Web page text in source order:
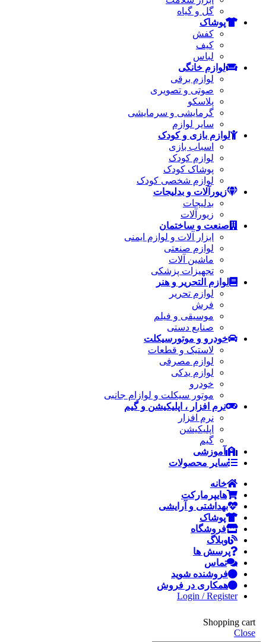
گل و گیاه
پوشاک
کفش
کیف
لباس
لوازم خانگی
لوازم برقی
صوتی و تصویری
پلاسکو
گرمایشی و سرمایشی
سایر لوازم
لوازم بازی و کودک
اسباب بازی
لوازم کودک
پوشاک کودک
لوازم شخصی کودک
زیورآلات و بدلیجات
بدلیجات
زیورآلات
صنعت و ساختمان
ابزار آلات و لوازم ایمنی
لوازم صنعتی
ماشین آلات
تجهیزات پزشکی
لوازم التحریر و هنر
لوازم تحریر
فرش
موسیقی و فیلم
صنایع دستی
خودرو و موتورسیکلت
لاستیک و قطعات
لوازم مصرفی
لوازم یدکی
خودرو
موتور سیکلت و لوازام جانبی
نرم افزار ، اپلیکیشن و گیم
نرم افزار
اپلیکیشن
گیم
آموزشی
سایر محصولات
خانه
هایپرمارکت
بهداشتی و آرایشی
پوشاک
فروشگاه
وبلاگ
پرسش ها
تماس
فروشنده شوید
همکاری در فروش
Login / Register
Shopping cart
Close